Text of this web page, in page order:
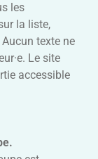
les
la liste,
texte ne
Le site
accessible